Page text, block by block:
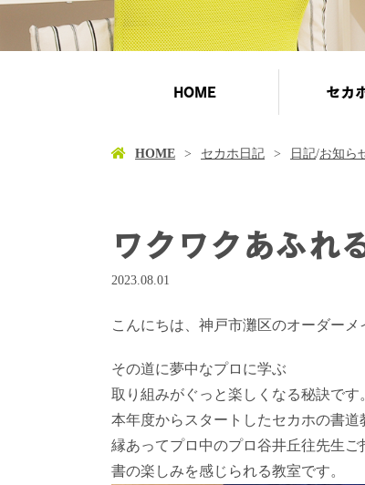
HOME セカ
HOME セカホ日記 日記/お知ら
ワクワクあふれ
2023.08.01
こんにちは、神戸市灘区のオーダーメ
その道に夢中なプロに学ぶ
取り組みがぐっと楽しくなる秘訣です
本年度からスタートしたセカホの書道
縁あってプロ中のプロ谷井丘往先生ご
書の楽しみを感じられる教室です。